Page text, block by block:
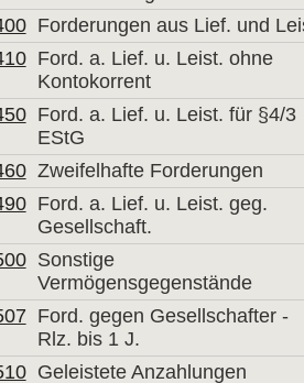
Forderungen aus Lief. und
Ford. a. Lief. u. Leist. ohne
Kontokorrent
Ford. a. Lief. u. Leist. für §4/3
EStG
Zweifelhafte Forderungen
Ford. a. Lief. u. Leist. geg.
Gesellschaft.
Sonstige
Vermögensgegenstände
Ford. gegen Gesellschafter -
Rlz. bis 1 J.
Geleistete Anzahlungen